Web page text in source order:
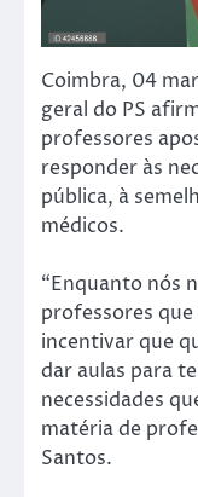
Coimbra, 04
geral do PS
professores
responder às
pública, à
médicos.
“Enquanto nós
professores
incentivar que
dar aulas para
necessidades
matéria de
Santos.